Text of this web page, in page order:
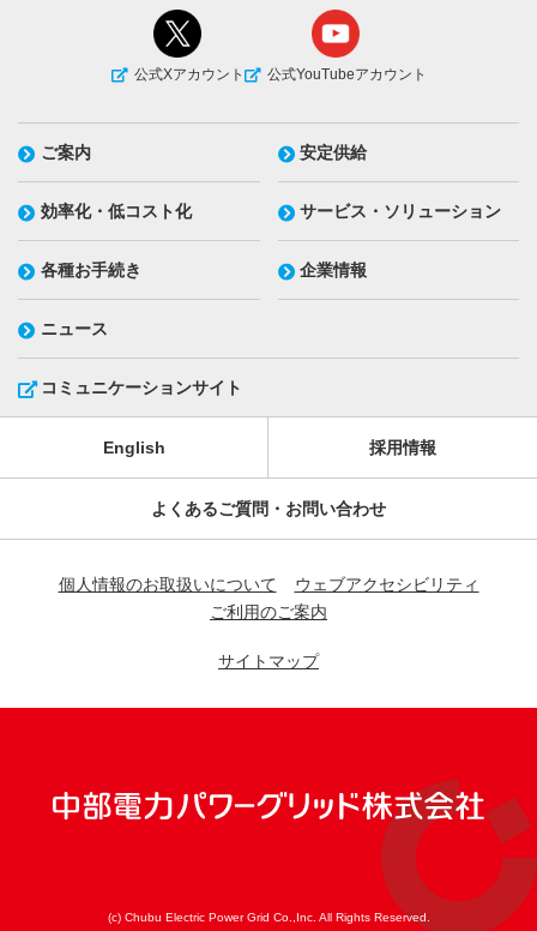
公式Xアカウント 公式YouTubeアカウント
ご案内 安定供給
効率化・低コスト化 サービス・ソリューション
各種お手続き 企業情報
ニュース
コミュニケーションサイト
English 採用情報
よくあるご質問・お問い合わせ
個人情報のお取扱いについて
ウェブアクセシビリティ
ご利用のご案内
サイトマップ
(c) Chubu Electric Power Grid Co.,Inc. All Rights Reserved.